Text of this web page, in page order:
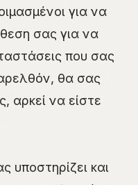
για να
σας για να
που σας
θα σας
αρκεί να είστε
υποστηρίζει και